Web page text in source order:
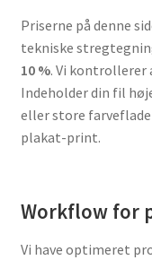
Priserne på denne
tekniske
10 %. Vi kontrollerer
Indeholder din fil
eller store
plakat-print.
Workflow for
Vi have optimeret